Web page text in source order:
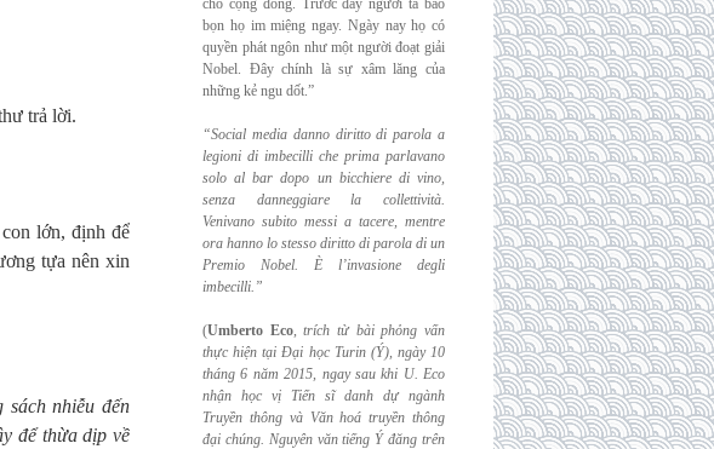
trả lời.
lớn, định để
tựa nên xin
nhiễu đến
để thừa dịp về
cho cộng đồng. Trước đây người ta bảo
bọn họ im miệng ngay. Ngày nay họ có
quyền phát ngôn như một người đoạt giải
Nobel. Đây chính là sự xâm lăng của
những kẻ ngu dốt.”
“Social media danno diritto di parola a
legioni di imbecilli che prima parlavano
solo albar dopo un bicchiere di vino,
senza danneggiare la collettività.
Venivano subito messi a tacere, mentre
ora hanno lo stesso diritto di parola di un
Premio Nobel. È l’invasione degli
imbecilli.”
(Umberto Eco,trích từ bài phỏng vấn
thực hiện tại Đại học Turin (Ý), ngày 10
tháng 6 năm 2015, ngay sau khi U. Eco
nhận học vị Tiến sĩ danh dự ngành
Truyền thông và Văn hoá truyền thông
đại chúng. Nguyên văn tiếng Ý đăng trên